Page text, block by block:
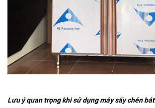
Lưu ý quan trọng khi sử dụng máy sấy chén bát